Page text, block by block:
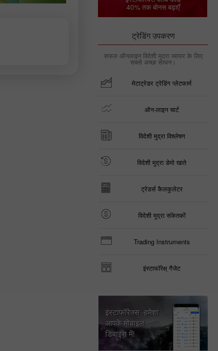
40% तक बोनस बढ़ाएँ
ट्रेडिंग उपकरण
सफल ऑनलाइन विदेशी मुद्रा व्यापार के लिए
सबसे अच्छा साधन।
मेटाट्रेडर ट्रेडिंग प्लेटफार्म
ऑन-लाइन चार्ट
विदेशी मुद्रा विश्लेषण
विदेशी मुद्रा डेमो खाते
ट्रेडर्स कैलकुलेटर
विदेशी मुद्रा संकेतकों
Trading Instruments
इंस्टाफॉरेक्ष् गैजेट
इंस्टाफॉरेक्स -हमेशा
आपके मोबाइल
डिवाइस में!